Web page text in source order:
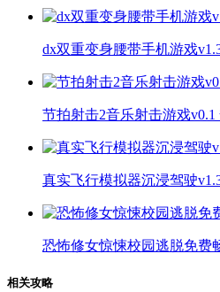
dx双重变身腰带手机游戏
节拍射击2音乐射击游戏v0.1
真实飞行模拟器沉浸驾驶
恐怖修女惊悚校园逃脱免费
相关攻略